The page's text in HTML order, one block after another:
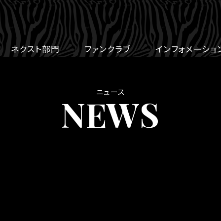
ネクスト部門 ファンクラブ インフォメーショ
ニュース
NEWS